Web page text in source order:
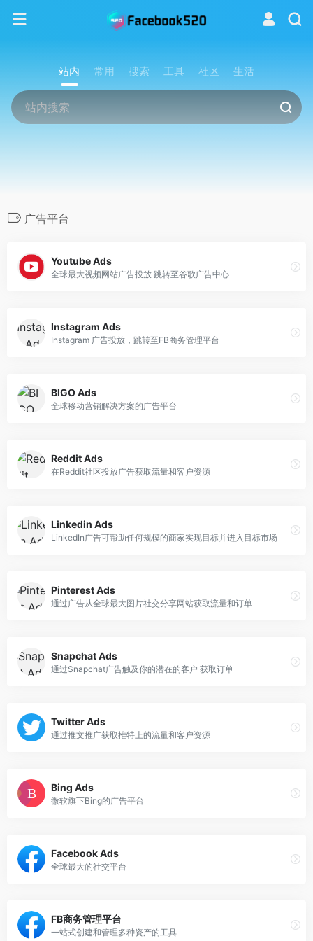
站内 常用 搜索 工具 社区 生活
广告平台
Youtube Ads
全球最大视频网站广告投放 跳转至谷歌广告中心
Instagram Ads
Instagram 广告投放，跳转至FB商务管理平台
BIGO Ads
全球移动营销解决方案的广告平台
Reddit Ads
在Reddit社区投放广告获取流量和客户资源
Linkedin Ads
LinkedIn广告可帮助任何规模的商家实现目标并进入目标市场
Pinterest Ads
通过广告从全球最大图片社交分享网站获取流量和订单
Snapchat Ads
通过Snapchat广告触及你的潜在的客户 获取订单
Twitter Ads
通过推文推广获取推特上的流量和客户资源
Bing Ads
微软旗下Bing的广告平台
Facebook Ads
全球最大的社交平台
FB商务管理平台
一站式创建和管理多种资产的工具